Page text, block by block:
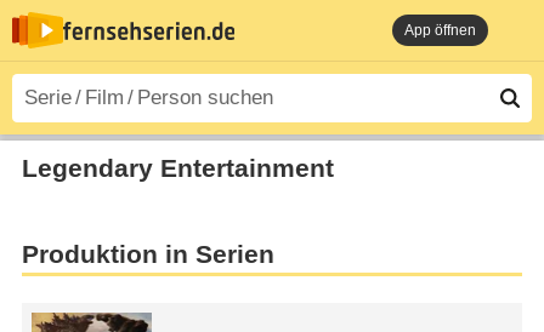
App öffnen
Legendary Entertainment
Produktion in Serien